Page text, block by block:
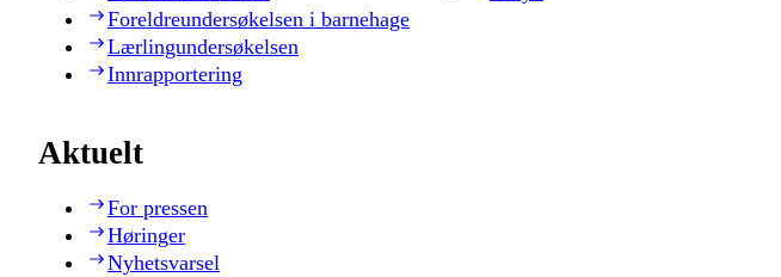
Foreldreundersøkelsen i barnehage
Lærlingundersøkelsen
Innrapportering
Aktuelt
For pressen
Høringer
Nyhetsvarsel